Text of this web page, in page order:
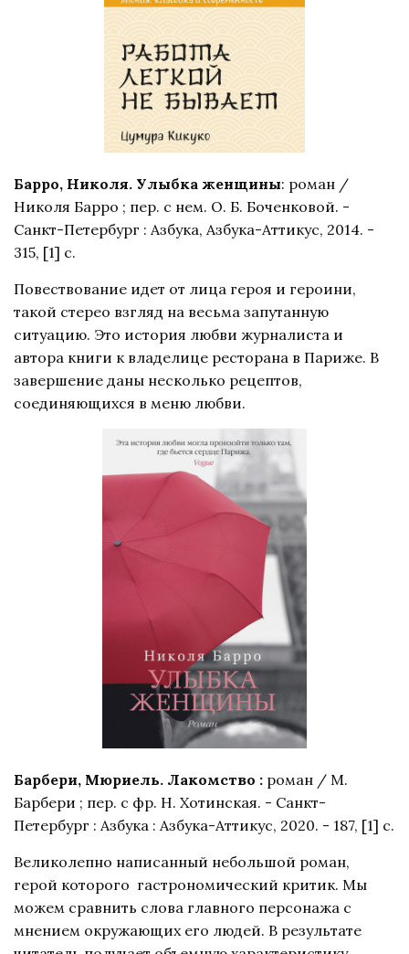
Барро, Николя. Улыбка женщины: роман /
Николя Барро ; пер. с нем. О. Б. Боченковой. -
Санкт-Петербург : Азбука, Азбука-Аттикус, 2014. -
315, [1] с.
Повествование идет от лица героя и героини,
такой стерео взгляд на весьма запутанную
ситуацию. Это история любви журналиста и
автора книги к владелице ресторана в Париже. В
завершение даны несколько рецептов,
соединяющихся в меню любви.
Барбери, Мюриель. Лакомство : роман / М.
Барбери ; пер. с фр. Н. Хотинская. - Санкт-
Петербург : Азбука : Азбука-Аттикус, 2020. - 187, [1] с.
Великолепно написанный небольшой роман,
герой которого гастрономический критик. Мы
можем сравнить слова главного персонажа с
мнением окружающих его людей. В результате